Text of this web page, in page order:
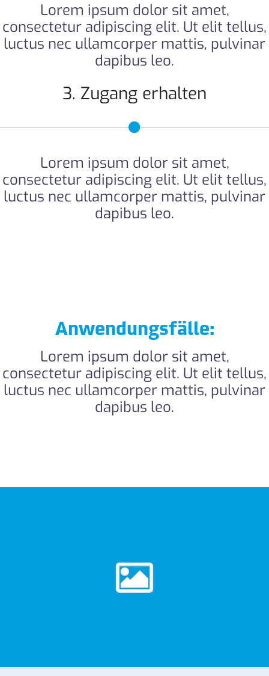
Lorem ipsum dolor sit amet,
consectetur adipiscing elit. Ut elit tellus,
luctus nec ullamcorper mattis, pulvinar
dapibus leo.
3. Zugang erhalten
Lorem ipsum dolor sit amet,
consectetur adipiscing elit. Ut elit tellus,
luctus nec ullamcorper mattis, pulvinar
dapibus leo.
Anwendungsfälle:
Lorem ipsum dolor sit amet,
consectetur adipiscing elit. Ut elit tellus,
luctus nec ullamcorper mattis, pulvinar
dapibus leo.